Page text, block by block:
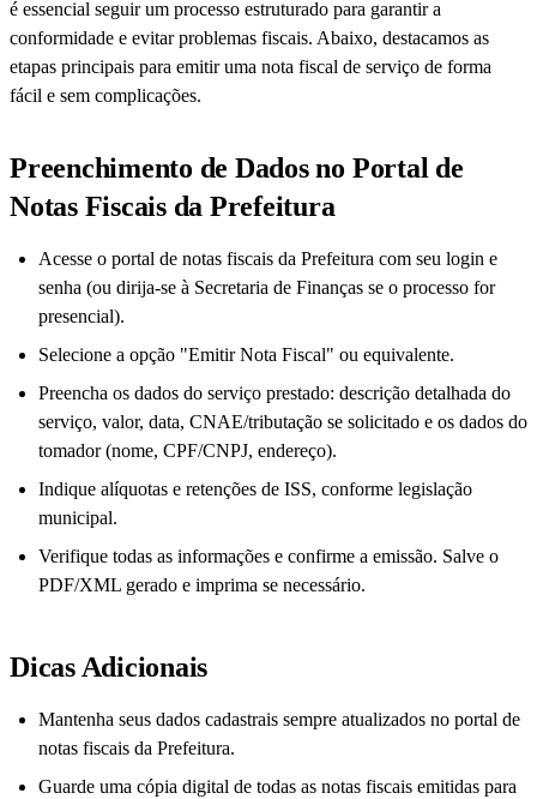
é essencial seguir um processo estruturado para garantir a
conformidade e evitar problemas fiscais. Abaixo, destacamos as
etapas principais para emitir uma nota fiscal de serviço de forma
fácil e sem complicações.
Preenchimento de Dados no Portal de
Notas Fiscais da Prefeitura
Acesse o portal de notas fiscais da Prefeitura com seu login e
senha (ou dirija-se à Secretaria de Finanças se o processo for
presencial).
Selecione a opção "Emitir Nota Fiscal" ou equivalente.
Preencha os dados do serviço prestado: descrição detalhada do
serviço, valor, data, CNAE/tributação se solicitado e os dados do
tomador (nome, CPF/CNPJ, endereço).
Indique alíquotas e retenções de ISS, conforme legislação
municipal.
Verifique todas as informações e confirme a emissão. Salve o
PDF/XML gerado e imprima se necessário.
Dicas Adicionais
Mantenha seus dados cadastrais sempre atualizados no portal de
notas fiscais da Prefeitura.
Guarde uma cópia digital de todas as notas fiscais emitidas para